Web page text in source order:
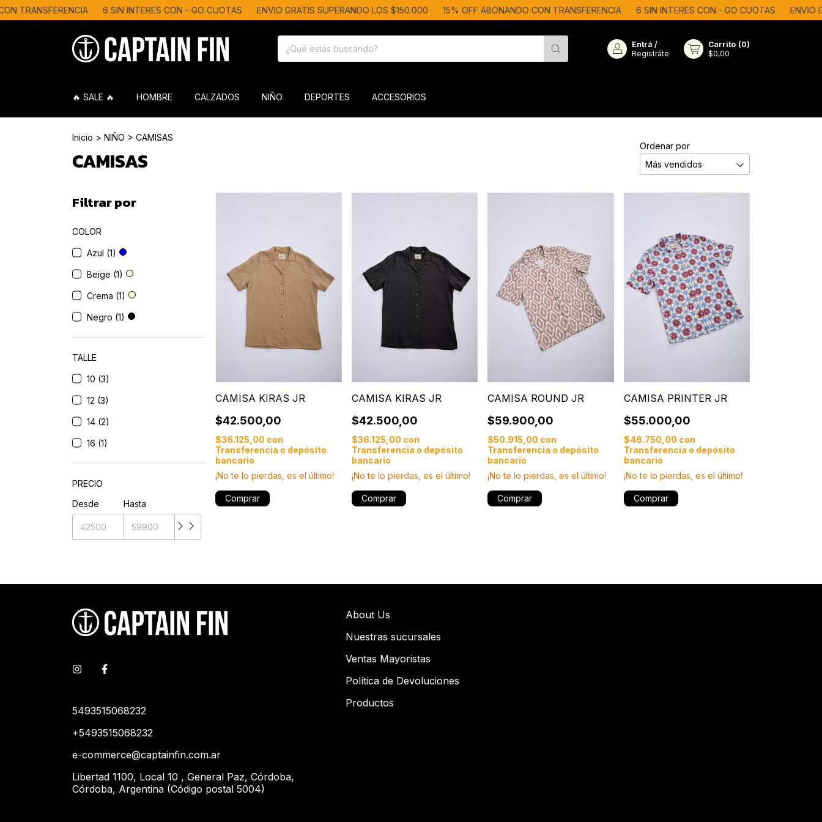
TRANSFERENCIA 6 SIN INTERES CON - GO CUOTAS ENVIO GRATIS SUPERANDO LOS $150.000 15% OFF ABONANDO CON TRANSFERENCIA 6 SIN INTERES CON - GO CUOTAS ENVIO
Entrá /
Registráte
Carrito (0)
$0,00
🔥 SALE 🔥 HOMBRE CALZADOS NIÑO DEPORTES ACCESORIOS
Inicio > NIÑO > CAMISAS
CAMISAS
Ordenar por
Filtrar por
COLOR
Azul (1)
Beige (1)
Crema (1)
Negro (1)
TALLE
10 (3)
12 (3)
14 (2)
16 (1)
PRECIO
Desde
Hasta
CAMISA KIRAS JR
$42.500,00
$36.125,00 con
Transferencia o depósito
bancario
¡No te lo pierdas, es el último!
Comprar
CAMISA KIRAS JR
$42.500,00
$36.125,00 con
Transferencia o depósito
bancario
¡No te lo pierdas, es el último!
Comprar
CAMISA ROUND JR
$59.900,00
$50.915,00 con
Transferencia o depósito
bancario
¡No te lo pierdas, es el último!
Comprar
CAMISA PRINTER JR
$55.000,00
$46.750,00 con
Transferencia o depósito
bancario
¡No te lo pierdas, es el último!
Comprar
5493515068232
+5493515068232
e-commerce@captainfin.com.ar
Libertad 1100, Local 10 , General Paz, Córdoba,
Córdoba, Argentina (Código postal 5004)
About Us
Nuestras sucursales
Ventas Mayoristas
Política de Devoluciones
Productos